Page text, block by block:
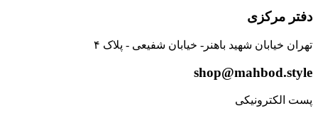
دفتر مرکزی
تهران خیابان شهید باهنر- خیابان شفیعی - پلاک ۴
shop@mahbod.style
پست الکترونیکی